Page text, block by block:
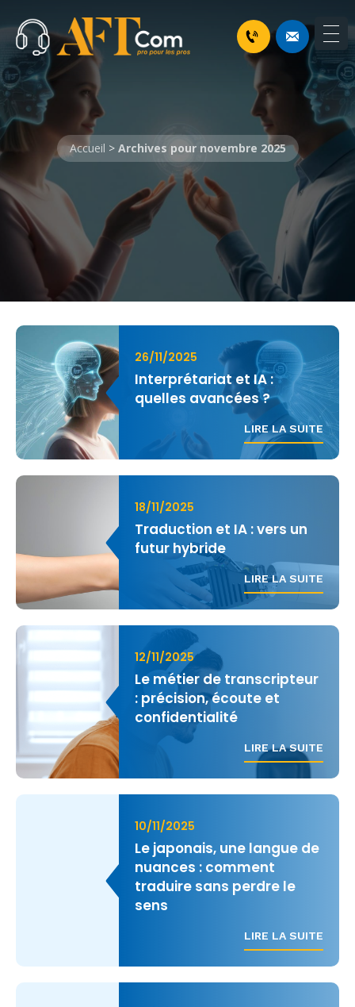
Accueil > Archives pour novembre 2025
26/11/2025
Interprétariat et IA :
quelles avancées ?
LIRE LA SUITE
18/11/2025
Traduction et IA : vers un
futur hybride
LIRE LA SUITE
12/11/2025
Le métier de transcripteur
: précision, écoute et
confidentialité
LIRE LA SUITE
10/11/2025
Le japonais, une langue de
nuances : comment
traduire sans perdre le
sens
LIRE LA SUITE